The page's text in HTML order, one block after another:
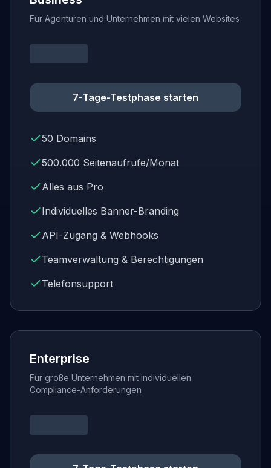
Für Agenturen und Unternehmen mit vielen Websites
7-Tage-Testphase starten
50 Domains
500.000 Seitenaufrufe/Monat
Alles aus Pro
Individuelles Banner-Branding
API-Zugang & Webhooks
Teamverwaltung & Berechtigungen
Telefonsupport
Enterprise
Für große Unternehmen mit individuellen
Compliance-Anforderungen